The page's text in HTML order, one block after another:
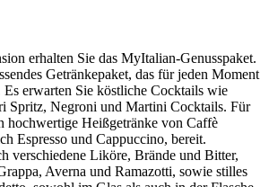
erhalten Sie das MyItalian-Genusspaket.
Getränkepaket, das für jeden Moment
Es erwarten Sie köstliche Cocktails wie
Spritz, Negroni und Martini Cocktails. Für
hochwertige Heißgetränke von Caffè
Espresso und Cappuccino, bereit.
verschiedene Liköre, Brände und Bitter,
Averna und Ramazotti, sowie stilles